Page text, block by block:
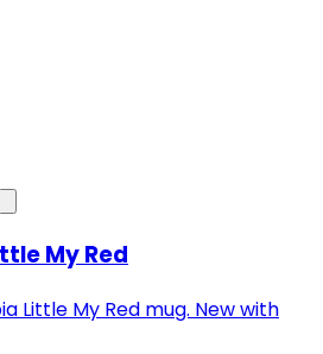
My Red
Little My Red mug. New with